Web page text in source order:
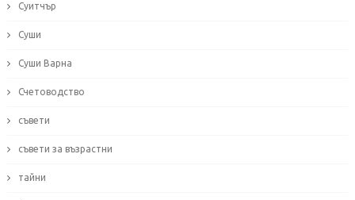
Суитчър
Суши
Суши Варна
Счетоводство
съвети
съвети за възрастни
тайни